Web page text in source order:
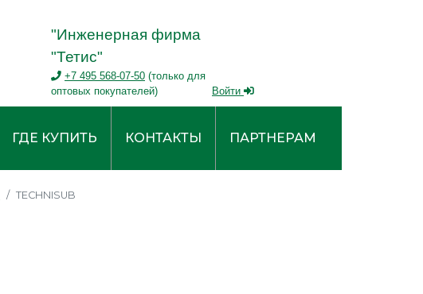
"Инженерная фирма
"Тетис"
+7 495 568-07-50 (только для
оптовых покупателей)
Войти
ГДЕ КУПИТЬ КОНТАКТЫ ПАРТНЕРАМ
TECHNISUB